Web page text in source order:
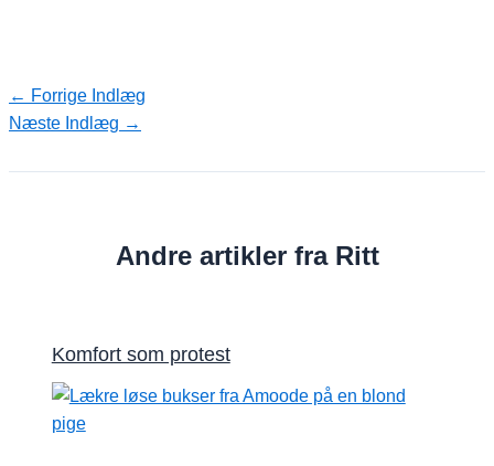
← Forrige Indlæg
Næste Indlæg →
Andre artikler fra Ritt
Komfort som protest